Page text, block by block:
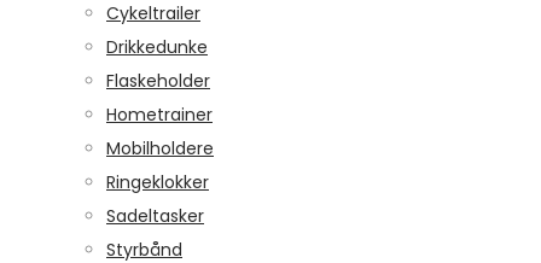
Cykeltrailer
Drikkedunke
Flaskeholder
Hometrainer
Mobilholdere
Ringeklokker
Sadeltasker
Styrbånd